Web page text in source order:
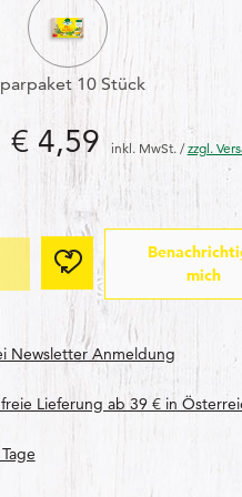
10 Stück
Price: € 4,59
€ 4,59 inkl. MwSt./zzgl.
Add
mich
Newsletter Anmeldung
Lieferung ab 39 € in